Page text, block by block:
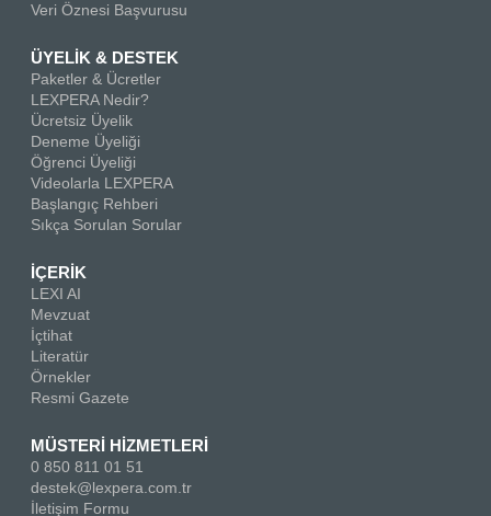
Veri Öznesi Başvurusu
ÜYELİK & DESTEK
Paketler & Ücretler
LEXPERA Nedir?
Ücretsiz Üyelik
Deneme Üyeliği
Öğrenci Üyeliği
Videolarla LEXPERA
Başlangıç Rehberi
Sıkça Sorulan Sorular
İÇERİK
LEXI AI
Mevzuat
İçtihat
Literatür
Örnekler
Resmi Gazete
MÜSTERİ HİZMETLERİ
0 850 811 01 51
destek@lexpera.com.tr
İletişim Formu